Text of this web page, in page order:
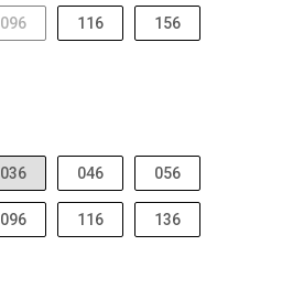
096 116 156
036 046 056
096 116 136